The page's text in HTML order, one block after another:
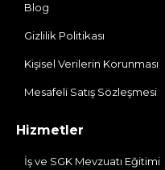
Blog
Gizlilik Politikası
Kişisel Verilerin Korunması
Mesafeli Satış Sözleşmesi
Hizmetler
İş ve SGK Mevzuatı Eğitimi